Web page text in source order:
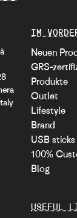
IM
Neuen
GRS-
Produkte
Outlet
Lifestyle
Brand
USB sticks
100%
Blog
USEFUL